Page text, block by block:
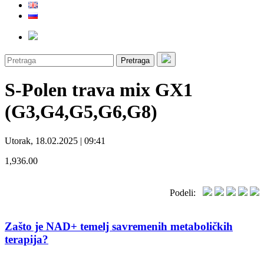
Pretraga
S-Polen trava mix GX1
(G3,G4,G5,G6,G8)
Utorak, 18.02.2025 | 09:41
1,936.00
Podeli:
Zašto je NAD+ temelj savremenih metaboličkih
terapija?